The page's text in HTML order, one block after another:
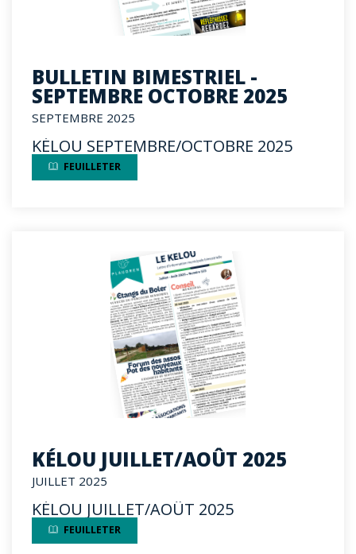
BULLETIN BIMESTRIEL -
SEPTEMBRE OCTOBRE 2025
SEPTEMBRE 2025
KÉLOU SEPTEMBRE/OCTOBRE 2025
FEUILLETER
KÉLOU JUILLET/AOÛT 2025
JUILLET 2025
KÉLOU JUILLET/AOÛT 2025
FEUILLETER